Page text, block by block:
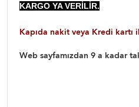
KARGO YA VERILIR.
Kapıda nakit veya Kredi
Web sayfamızdan 9 a kadar